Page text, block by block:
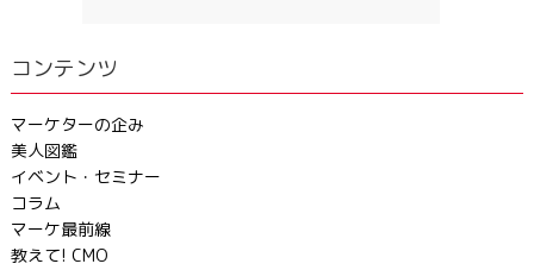
コンテンツ
マーケターの企み
美人図鑑
イベント・セミナー
コラム
マーケ最前線
教えて! CMO